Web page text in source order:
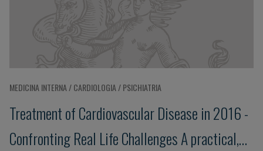
MEDICINA INTERNA / CARDIOLOGIA / PSICHIATRIA
Treatment of Cardiovascular Disease in 2016 -
Confronting Real Life Challenges A practical,